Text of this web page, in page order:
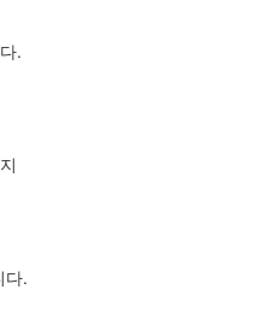
.
다.